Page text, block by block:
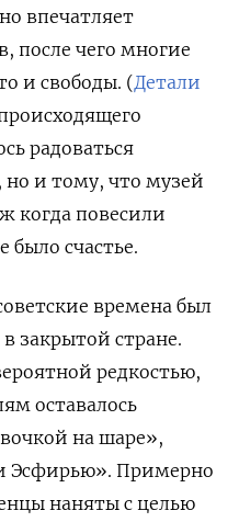
впечатляет
после чего многие
и свободы. (Детали
радоваться
но и тому, что музей
когда повесили
было счастье.
времена был
закрытой стране.
редкостью,
оставалось
на шаре»,
Эсфирью». Примерно
наняты с целью